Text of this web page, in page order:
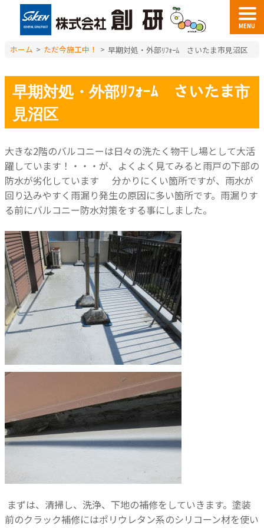
MENU
ホーム > ただ今施工中！ > 早期対処・外部ﾘﾌｫｰﾑ さいたま市見沼区
早期対処・外部ﾘﾌｫｰﾑ さいたま市
見沼区
大きな2階のバルコニーは日々の洗たく物干し場として大活
躍しています！・・・が、よくよく見てみると雨戸の下部の
防水が劣化しています
分かりにくい箇所ですが、雨水が
回り込みやすく雨漏り発生の原因に多い箇所です。雨漏りす
る前にバルコニー防水対策をする事にしました。
まずは、清掃し、洗浄、下地の補修をしていきます。塗装
前のクラック補修にはポリウレタン系のシリコーン材を使い